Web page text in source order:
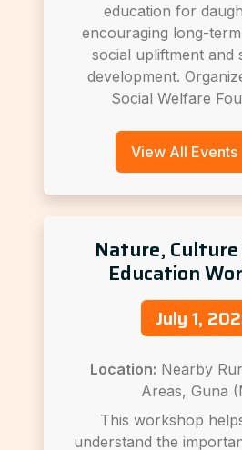
education for
encouraging long-
social upliftment and
development.
Social Welfare
View All Events
Nature,
Education
July 1,
Location: Nearby
Areas, Guna
This workshop
understand the